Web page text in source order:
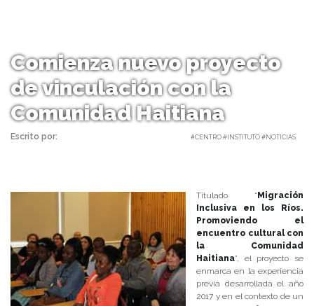
Comienza nuevo proyecto
de vinculación con la
Comunidad Haitiana
Escrito por: #CENTRO #INSTITUTO #NOTICIAS
Titulado “ Migración
Inclusiva en los Ríos.
Promoviendo el
encuentro cultural con
la Comunidad
Haitiana”, el proyecto se
enmarca en la experiencia
previa desarrollada el año
2017 y en el contexto de un